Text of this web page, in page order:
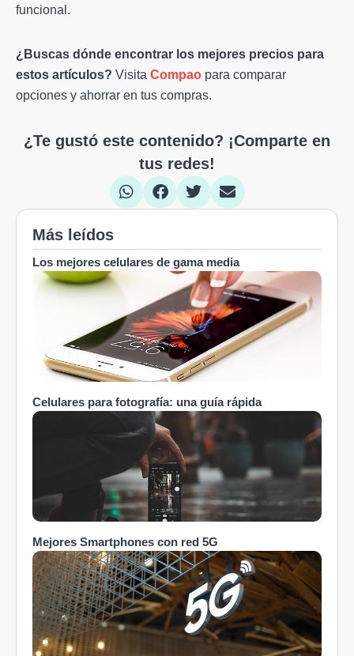
funcional.
¿Buscas dónde encontrar los mejores precios para
estos artículos? Visita Compao para comparar
opciones y ahorrar en tus compras.
¿Te gustó este contenido? ¡Comparte en
tus redes!
Más leídos
Los mejores celulares de gama media
Celulares para fotografía: una guía rápida
Mejores Smartphones con red 5G